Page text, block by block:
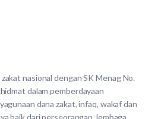
nasional dengan SK Menag No.
dalam pemberdayaan
dana zakat, infaq, wakaf dan
baik dari perseorangan, lembaga,